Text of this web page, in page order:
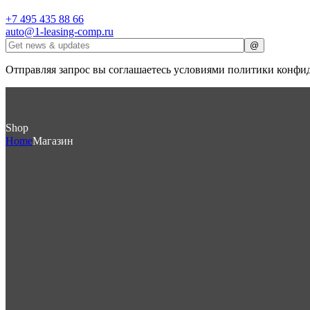
+7 495 435 88 66
auto@1-leasing-comp.ru
Отправляя запрос вы соглашаетесь условиями политики
Shop
HomeМагазин